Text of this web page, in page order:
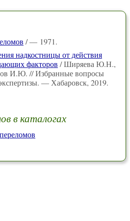
/ — 1971.
надкостницы от действия
факторов / Ширяева Ю.Н.,
И.Ю. // Избранные вопросы
— Хабаровск, 2019.
в каталогах